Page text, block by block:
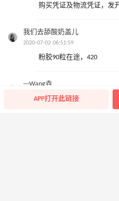
购买凭证及物流凭证，发
我们去舔酸奶盖儿
2020-07-02 06:51:59
粉胶90粒在途，420
---Wang垚
2020-07-01 23:48:40
APP打开此链接